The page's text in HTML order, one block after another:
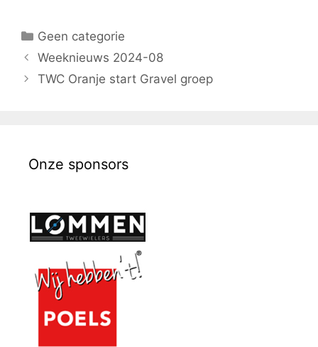
Geen categorie
Weeknieuws 2024-08
TWC Oranje start Gravel groep
Onze sponsors